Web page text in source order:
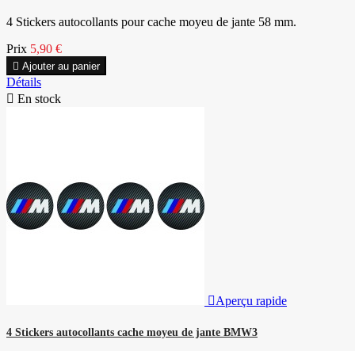
4 Stickers autocollants pour cache moyeu de jante 58 mm.
Prix 5,90 €
 Ajouter au panier
Détails
 En stock
Aperçu rapide
4 Stickers autocollants cache moyeu de jante BMW3